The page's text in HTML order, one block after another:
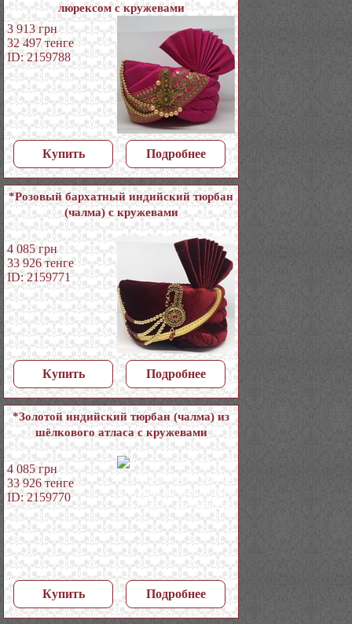
люрексом с кружевами
3 913 грн
32 497 тенге
ID: 2159788
Купить Подробнее
*Розовый бархатный индийский тюрбан
(чалма) с кружевами
4 085 грн
33 926 тенге
ID: 2159771
Купить Подробнее
*Золотой индийский тюрбан (чалма) из
шёлкового атласа с кружевами
4 085 грн
33 926 тенге
ID: 2159770
Купить Подробнее